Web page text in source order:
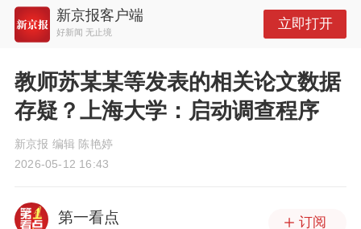
新京报客户端
好新闻 无止境
立即打开
教师苏某某等发表的相关论文数据
存疑？上海大学：启动调查程序
新京报 编辑 陈艳婷
2026-05-12 16:43
第一看点 订阅